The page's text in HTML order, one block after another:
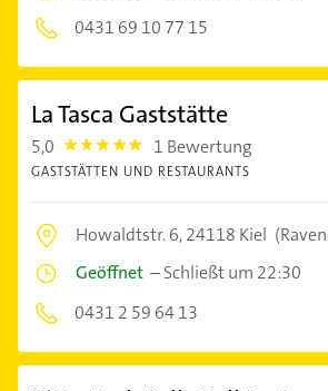
0431 69 10 77 15
La Tasca Gaststätte
5,0 5.0 1 Bewertung
GASTSTÄTTEN UND RESTAURANTS
Howaldtstr. 6,24118 Kiel
Geöffnet –Schließt um 22:30
0431 2 59 64 13